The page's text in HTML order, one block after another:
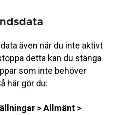
även när du inte aktivt
detta kan du stänga
som inte behöver
här gör du:
> Allmänt >